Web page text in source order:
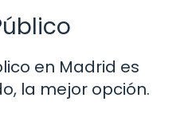
en Madrid es
la mejor opción.